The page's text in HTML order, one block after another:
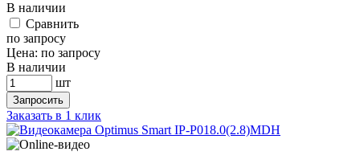
В наличии
Cравнить
по запросу
Цена: по запросу
В наличии
шт
Запросить
Заказать в 1 клик